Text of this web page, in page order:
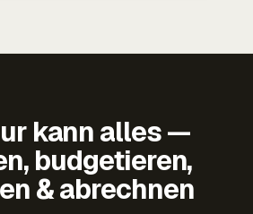
kann alles —
budgetieren,
& abrechnen